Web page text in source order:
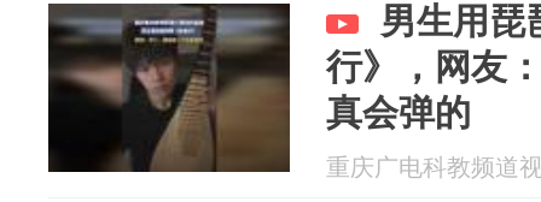
男生用琵
行》，网友
真会弹的
重庆广电科教频道